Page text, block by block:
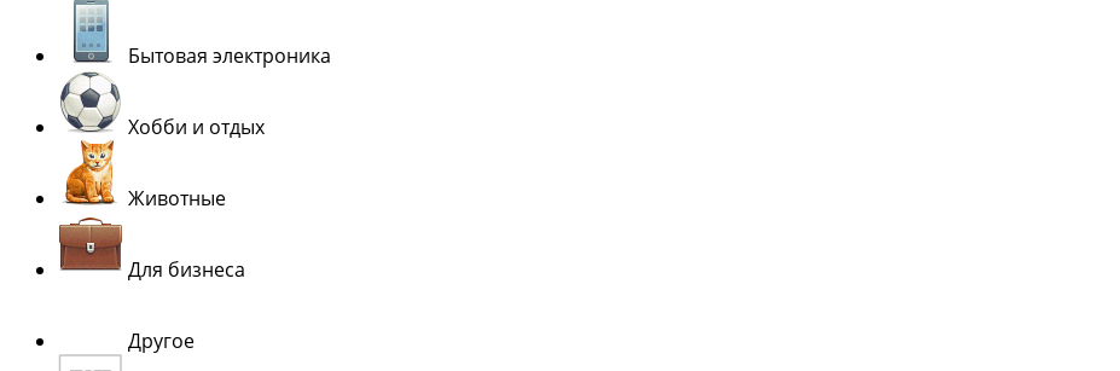
Бытовая электроника
Хобби и отдых
Животные
Для бизнеса
Другое